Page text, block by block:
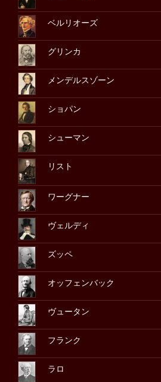
ベルリオーズ
グリンカ
メンデルスゾーン
ショパン
シューマン
リスト
ワーグナー
ヴェルディ
ズッペ
オッフェンバック
ヴュータン
フランク
ラロ